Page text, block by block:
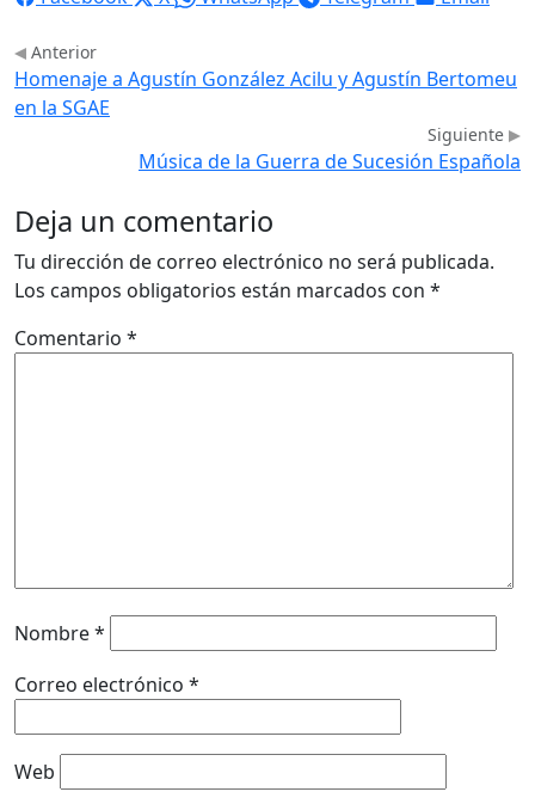
Anterior
Homenaje a Agustín González Acilu y Agustín Bertomeu
en la SGAE
Siguiente
Música de la Guerra de Sucesión Española
Deja un comentario
Tu dirección de correo electrónico no será publicada.
Los campos obligatorios están marcados con *
Comentario *
Nombre*
Correo electrónico *
Web